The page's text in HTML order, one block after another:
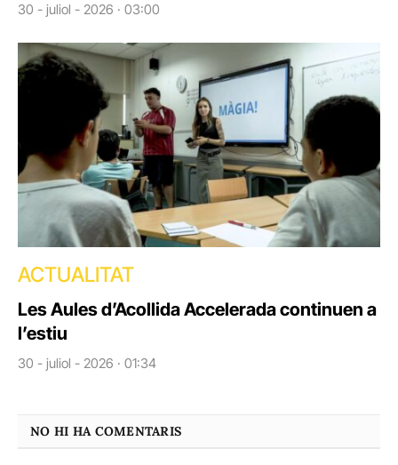
30 - juliol - 2026 · 03:00
ACTUALITAT
Les Aules d’Acollida Accelerada continuen a
l’estiu
30 - juliol - 2026 · 01:34
NO HI HA COMENTARIS